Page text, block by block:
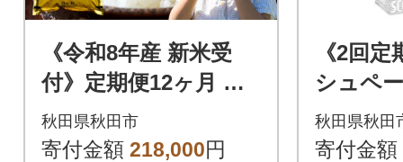
《令和8年産 新米受
付》定期便12ヶ月 あ
きたこまち 10kg 白
米|15_mge-011012hs
秋田県秋田市
寄付金額 218,000円
《2回
シュペ
ティ10
nsc-
秋田県秋田
寄付金額